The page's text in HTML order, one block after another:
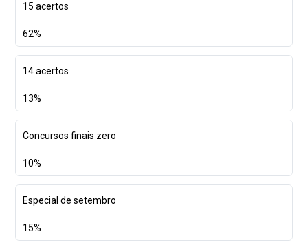
15 acertos
62%
14 acertos
13%
Concursos finais zero
10%
Especial de setembro
15%